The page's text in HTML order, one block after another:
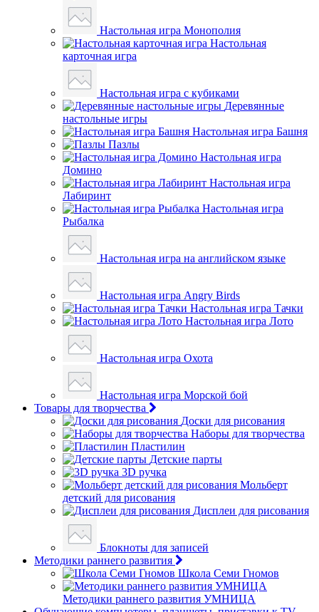
Настольная игра Монополия
Настольная
карточная игра
Настольная игра с кубиками
Деревянные
настольные игры
Настольная игра Башня
Пазлы
Настольная игра
Домино
Настольная игра
Лабиринт
Настольная игра
Рыбалка
Настольная игра на английском языке
Настольная игра Angry Birds
Настольная игра Тачки
Настольная игра Лото
Настольная игра Охота
Настольная игра Морской бой
Товары для творчества
Доски для рисования
Наборы для творчества
Пластилин
Детские парты
3D ручка
Мольберт
детский для рисования
Дисплеи для рисования
Блокноты для записей
Методики раннего развития
Школа Семи Гномов
Методики раннего развития УМНИЦА